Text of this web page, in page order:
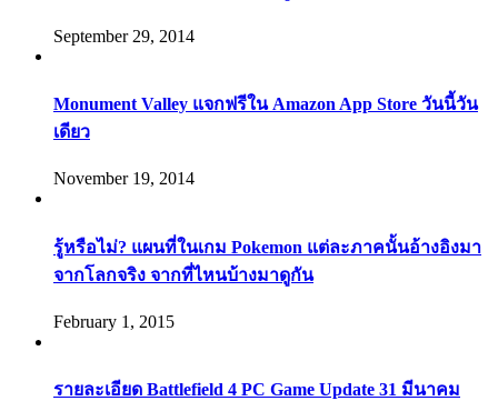
September 29, 2014
Monument Valley แจกฟรีใน Amazon App Store วันนี้วัน
เดียว
November 19, 2014
รู้หรือไม่? แผนที่ในเกม Pokemon แต่ละภาคนั้นอ้างอิงมา
จากโลกจริง จากที่ไหนบ้างมาดูกัน
February 1, 2015
รายละเอียด Battlefield 4 PC Game Update 31 มีนาคม